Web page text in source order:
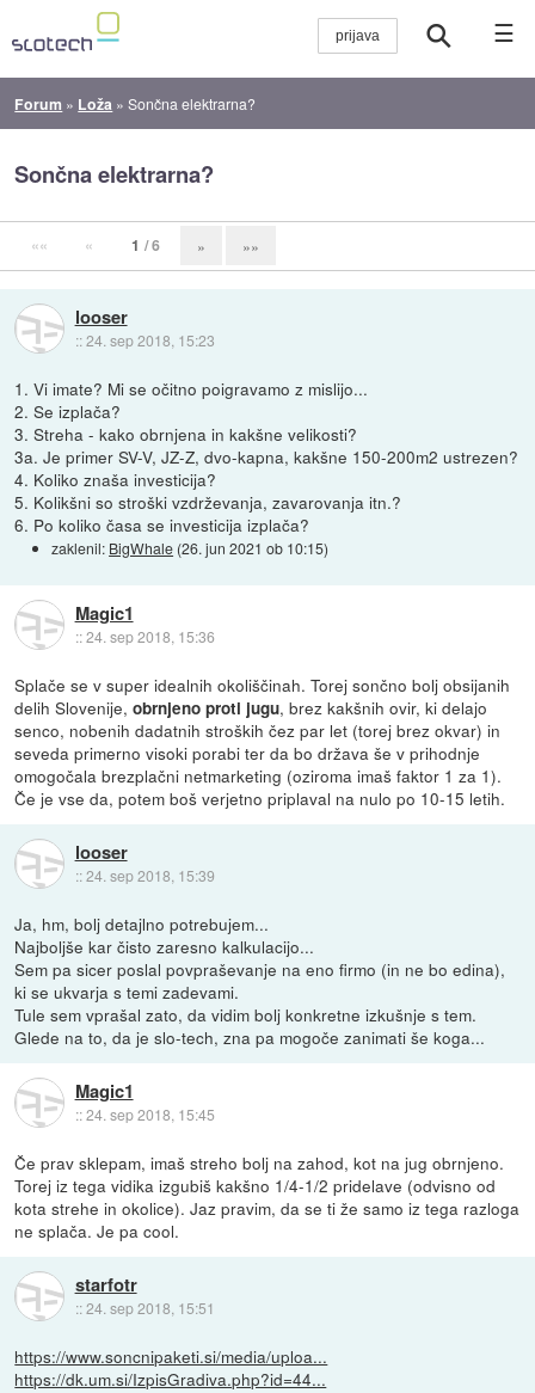
☰
Forum » Loža »Sončna elektrarna?
Sončna elektrarna?
«« « 1 / 6 » »»
looser
::24. sep 2018, 15:23
1. Vi imate? Mi se očitno poigravamo z mislijo...
2. Se izplača?
3. Streha - kako obrnjena in kakšne velikosti?
3a. Je primer SV-V, JZ-Z, dvo-kapna, kakšne 150-200m2 ustrezen?
4. Koliko znaša investicija?
5. Kolikšni so stroški vzdrževanja, zavarovanja itn.?
6. Po koliko časa se investicija izplača?
zaklenil: BigWhale (26. jun 2021 ob 10:15)
Magic1
::24. sep 2018, 15:36
Splače se v super idealnih okoliščinah. Torej sončno bolj obsijanih
delih Slovenije,obrnjeno proti jugu, brez kakšnih ovir, ki delajo
senco, nobenih dadatnih stroških čez par let (torej brez okvar) in
seveda primerno visoki porabi ter da bo država še v prihodnje
omogočala brezplačni netmarketing (oziroma imaš faktor 1 za 1).
Če je vse da, potem boš verjetno priplaval na nulo po 10-15 letih.
looser
::24. sep 2018, 15:39
Ja, hm, bolj detajlno potrebujem...
Najboljše kar čisto zaresno kalkulacijo...
Sem pa sicer poslal povpraševanje na eno firmo (in ne bo edina),
ki se ukvarja s temi zadevami.
Tule sem vprašal zato, da vidim bolj konkretne izkušnje s tem.
Glede na to, da je slo-tech, zna pa mogoče zanimati še koga...
Magic1
::24. sep 2018, 15:45
Če prav sklepam, imaš streho bolj na zahod, kot na jug obrnjeno.
Torej iz tega vidika izgubiš kakšno 1/4-1/2 pridelave (odvisno od
kota strehe in okolice). Jaz pravim, da se ti že samo iz tega razloga
ne splača. Je pa cool.
starfotr
::24. sep 2018, 15:51
https://www.soncnipaketi.si/media/uploa...
https://dk.um.si/IzpisGradiva.php?id=44...